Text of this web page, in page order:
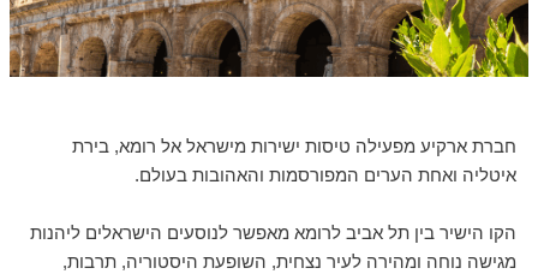
חברת ארקיע מפעילה טיסות ישירות מישראל אל רומא, בירת
איטליה ואחת הערים המפורסמות והאהובות בעולם.
הקו הישיר בין תל אביב לרומא מאפשר לנוסעים הישראלים ליהנות
מגישה נוחה ומהירה לעיר נצחית, השופעת היסטוריה, תרבות,